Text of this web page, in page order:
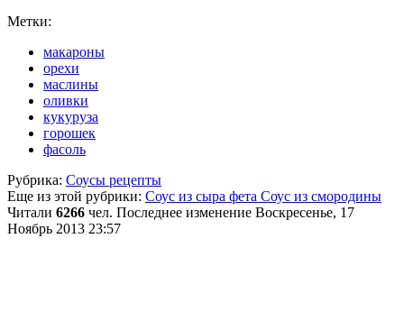
Метки:
макароны
орехи
маслины
оливки
кукуруза
горошек
фасоль
Рубрика: Соусы рецепты
Еще из этой рубрики: Соус из сыра фета Соус из смородины
Читали 6266 чел. Последнее изменение Воскресенье, 17
Ноябрь 2013 23:57